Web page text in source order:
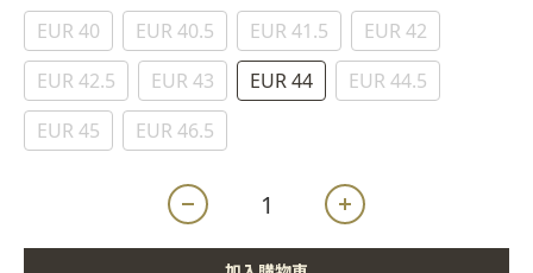
EUR 40 EUR 40.5 EUR 41.5
EUR 42
EUR 42.5
EUR 43 EUR 44
EUR 44.5
EUR 45
EUR 46.5